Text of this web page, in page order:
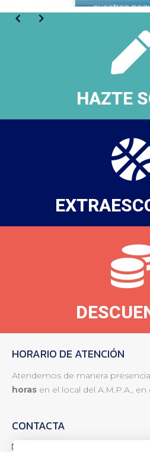
nuestros peques y recargar
HAZTE
HORARIO DE ATENCIÓN
horasen el local del A.M.P.A., en